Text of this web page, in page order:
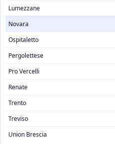
Lumezzane
Novara
Ospitaletto
Pergolettese
Pro Vercelli
Renate
Trento
Treviso
Union Brescia